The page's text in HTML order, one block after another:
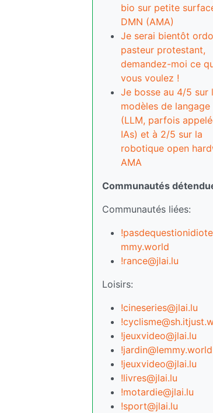
bio sur petite
DMN (AMA)
Je serai bientôt
pasteur protestant,
demandez-moi ce
vous voulez !
Je bosse au 4/5 sur
modèles de langage
(LLM, parfois
IAs) et à 2/5 sur la
robotique open
AMA
Communautés
Communautés liées:
mmy.world
!rance@jlai.lu
Loisirs:
!cineseries@jlai.lu
!jeuxvideo@jlai.lu
!jardin@lemmy.world
!jeuxvideo@jlai.lu
!livres@jlai.lu
!motardie@jlai.lu
!sport@jlai.lu